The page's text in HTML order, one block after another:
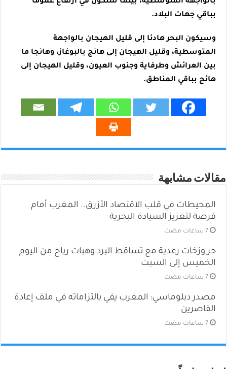
بباقي جهات البلاد.
وسيكون البحر هادئا إلى قليل الهيجان بالواجهة
المتوسطية، وقليل الهيجان إلى هائج بالبوغاز، وهائجا ما
بين العرائش وطرفاية وجنوب العيون، وقليل الهيجان إلى
هائج بباقي المناطق.
مقالات مشابهة
المحيطات في قلب الاقتصاد الأزرق.. المغرب أمام
فرصة لتعزيز السيادة البحرية
حر وزخات رعدية مع تساقط البرد وهبات رياح من اليوم
الخميس إلى السبت
مصدر دبلوماسي: المغرب يفي بالتزاماته في ملف إعادة
القاصرين